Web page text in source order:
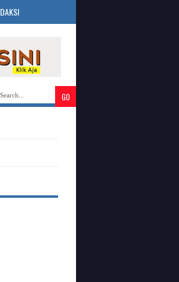
3.019 Lowongan Kerja dari 30 Perusahaan